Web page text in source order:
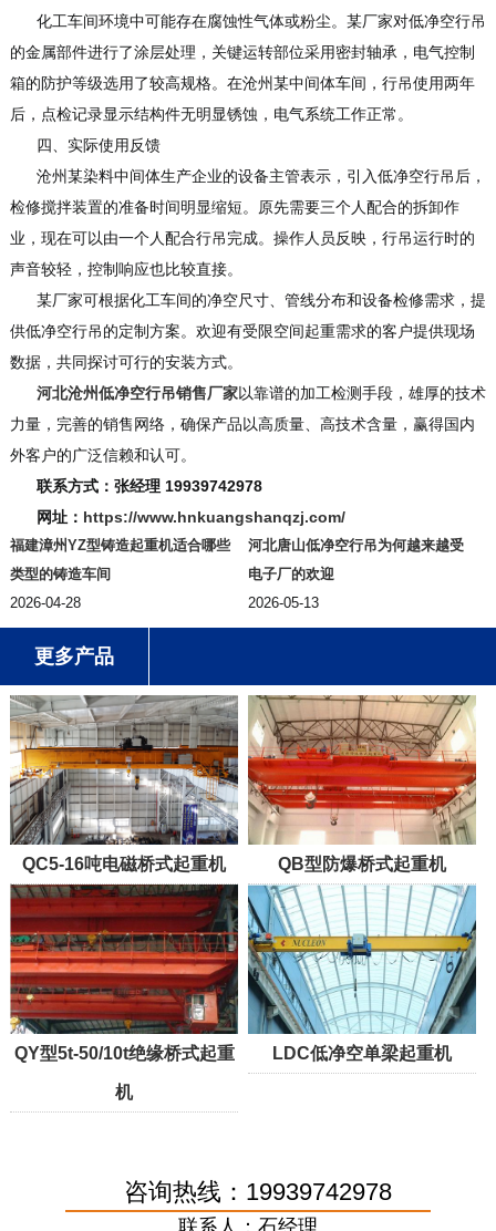
化工车间环境中可能存在腐蚀性气体或粉尘。某厂家对低净空行吊
的金属部件进行了涂层处理，关键运转部位采用密封轴承，电气控制
箱的防护等级选用了较高规格。在沧州某中间体车间，行吊使用两年
后，点检记录显示结构件无明显锈蚀，电气系统工作正常。
四、实际使用反馈
沧州某染料中间体生产企业的设备主管表示，引入低净空行吊后，
检修搅拌装置的准备时间明显缩短。原先需要三个人配合的拆卸作
业，现在可以由一个人配合行吊完成。操作人员反映，行吊运行时的
声音较轻，控制响应也比较直接。
某厂家可根据化工车间的净空尺寸、管线分布和设备检修需求，提
供低净空行吊的定制方案。欢迎有受限空间起重需求的客户提供现场
数据，共同探讨可行的安装方式。
河北沧州低净空行吊销售厂家以靠谱的加工检测手段，雄厚的技术
力量，完善的销售网络，确保产品以高质量、高技术含量，赢得国内
外客户的广泛信赖和认可。
联系方式：张经理 19939742978
网址： https://www.hnkuangshanqzj.com/
福建漳州YZ型铸造起重机适合哪些
类型的铸造车间
2026-04-28
河北唐山低净空行吊为何越来越受
电子厂的欢迎
2026-05-13
更多产品
QC5-16吨电磁桥式起重机 QB型防爆桥式起重机
QY型5t-50/10t绝缘桥式起重
机
LDC低净空单梁起重机
咨询热线：19939742978
联系人：石经理